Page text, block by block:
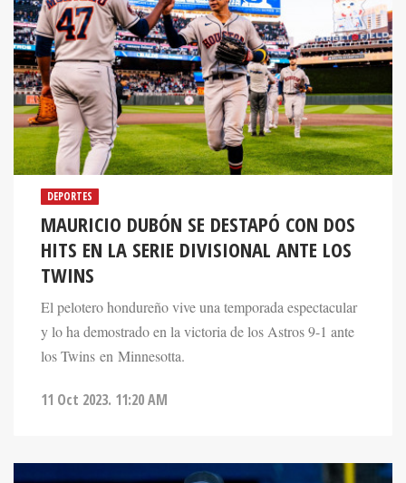
DEPORTES
MAURICIO DUBÓN SE DESTAPÓ CON DOS
HITS EN LA SERIE DIVISIONAL ANTE LOS
TWINS
El pelotero hondureño vive una temporada espectacular
y lo ha demostrado en la victoria de los Astros 9-1 ante
los Twins en Minnesotta.